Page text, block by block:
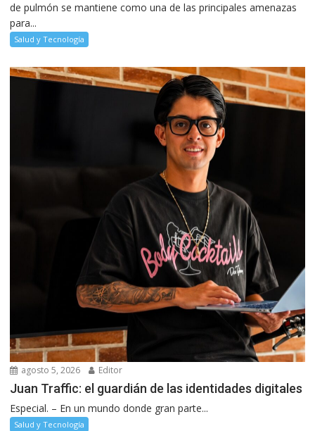
de pulmón se mantiene como una de las principales amenazas
para...
Salud y Tecnología
agosto 5, 2026 Editor
Juan Traffic: el guardián de las identidades digitales
Especial. – En un mundo donde gran parte...
Salud y Tecnología